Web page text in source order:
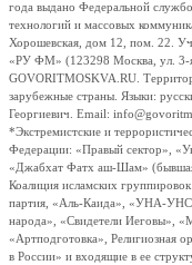
года выдано Федеральной
технологий и массовых
Хорошевская, дом 12, пом. 22.
«РУ ФМ» (123298 Москва, ул. 3-
GOVORITMOSKVA.RU.
зарубежные страны. Языки:
Георгиевич. Email:
*Экстремистские и
Федерации: «Правый сектор»,
«Джабхат Фатх аш-Шам»
Коалиция исламских
партия, «Аль-Каида», «УНА-
народа», «Свидетели Иеговы»,
«Артподготовка», Религиозная
в России» и входящие в ее